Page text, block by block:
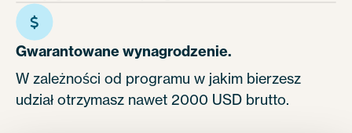
Gwarantowane wynagrodzenie.
W zależności od programu w jakim bierzesz
udział otrzymasz nawet 2000 USD brutto.